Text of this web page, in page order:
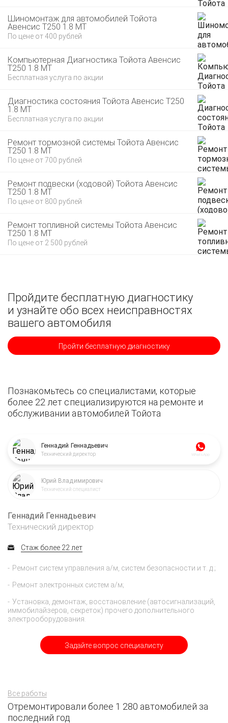
Шиномонтаж для автомобилей Тойота
Авенсис T250 1.8 MT
По цене от 400 рублей
Компьютерная Диагностика Тойота Авенсис
T250 1.8 MT
Бесплатная услуга по акции
Диагностика состояния Тойота Авенсис T250
1.8 MT
Бесплатная услуга по акции
Ремонт тормозной системы Тойота Авенсис
T250 1.8 MT
По цене от 700 рублей
Ремонт подвески (ходовой) Тойота Авенсис
T250 1.8 MT
По цене от 800 рублей
Ремонт топливной системы Тойота Авенсис
T250 1.8 MT
По цене от 2 500 рублей
Пройдите бесплатную диагностику
и узнайте обо всех неисправностях
вашего автомобиля
Пройти бесплатную диагностику
Познакомьтесь со специалистами, которые
более 22 лет специализируются на ремонте и
обслуживании автомобилей Тойота
Геннадий Геннадьевич
Технический директор WhatsApp
Юрий Владимирович
Технический специалист
Задайте вопрос специалисту
Геннадий Геннадьевич
Технический директор
Стаж более 22 лет
Ремонт систем управления а/м, систем безопасности и т. д.;
Ремонт электронных систем а/м;
Установка, демонтаж, восстановление (автосигнализаций,
иммобилайзеров, секреток) прочего дополнительного
электрооборудования.
Все работы
Отремонтировали более 1 280 автомобилей за
последний год